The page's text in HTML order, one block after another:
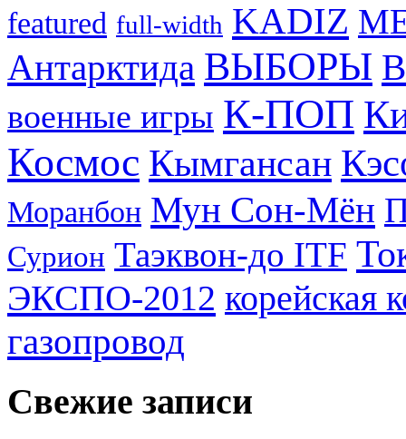
featured full-width KADIZ
Антарктида ВЫБОРЫ
военные игры К-ПОП
Космос Кымгансан
Моранбон Мун Сон-Мён
Сурион Таэквон-до ITF
ЭКСПО-2012 корейская
газопровод
Свежие записи